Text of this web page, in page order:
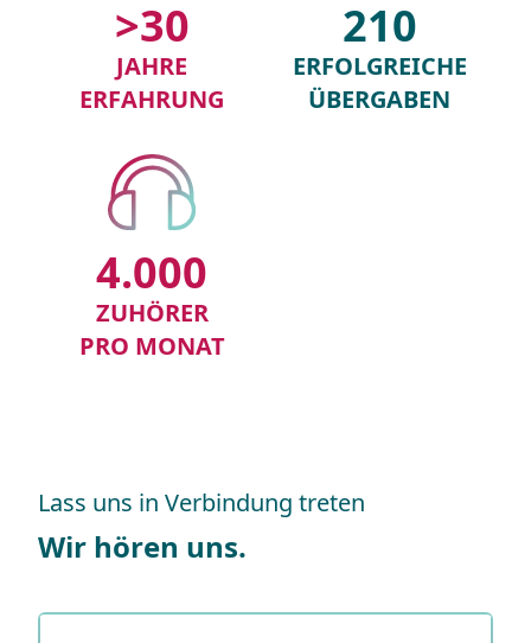
>30
JAHRE
ERFAHRUNG
210
ERFOLGREICHE
ÜBERGABEN
4.000
ZUHÖRER
PRO MONAT
Lass uns in Verbindung treten
Wir hören uns.